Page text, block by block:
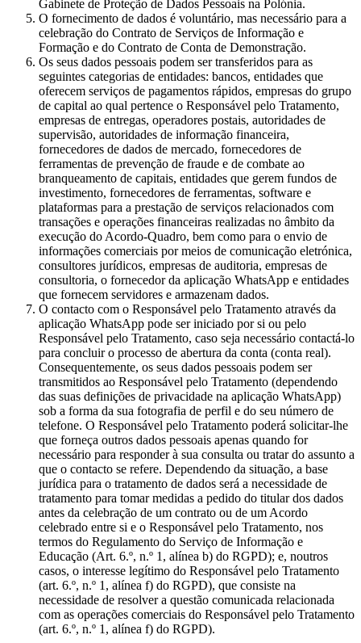
Gabinete de Proteção de Dados Pessoais na Polónia.
O fornecimento de dados é voluntário, mas necessário para a
celebração do Contrato de Serviços de Informação e
Formação e do Contrato de Conta de Demonstração.
Os seus dados pessoais podem ser transferidos para as
seguintes categorias de entidades: bancos, entidades que
oferecem serviços de pagamentos rápidos, empresas do grupo
de capital ao qual pertence o Responsável pelo Tratamento,
empresas de entregas, operadores postais, autoridades de
supervisão, autoridades de informação financeira,
fornecedores de dados de mercado, fornecedores de
ferramentas de prevenção de fraude e de combate ao
branqueamento de capitais, entidades que gerem fundos de
investimento, fornecedores de ferramentas, software e
plataformas para a prestação de serviços relacionados com
transações e operações financeiras realizadas no âmbito da
execução do Acordo-Quadro, bem como para o envio de
informações comerciais por meios de comunicação eletrónica,
consultores jurídicos, empresas de auditoria, empresas de
consultoria, o fornecedor da aplicação WhatsApp e entidades
que fornecem servidores e armazenam dados.
O contacto com o Responsável pelo Tratamento através da
aplicação WhatsApp pode ser iniciado por si ou pelo
Responsável pelo Tratamento, caso seja necessário contactá-lo
para concluir o processo de abertura da conta (conta real).
Consequentemente, os seus dados pessoais podem ser
transmitidos ao Responsável pelo Tratamento (dependendo
das suas definições de privacidade na aplicação WhatsApp)
sob a forma da sua fotografia de perfil e do seu número de
telefone. O Responsável pelo Tratamento poderá solicitar-lhe
que forneça outros dados pessoais apenas quando for
necessário para responder à sua consulta ou tratar do assunto a
que o contacto se refere. Dependendo da situação, a base
jurídica para o tratamento de dados será a necessidade de
tratamento para tomar medidas a pedido do titular dos dados
antes da celebração de um contrato ou de um Acordo
celebrado entre si e o Responsável pelo Tratamento, nos
termos do Regulamento do Serviço de Informação e
Educação (Art. 6.º, n.º 1, alínea b) do RGPD); e, noutros
casos, o interesse legítimo do Responsável pelo Tratamento
(art. 6.º, n.º 1, alínea f) do RGPD), que consiste na
necessidade de resolver a questão comunicada relacionada
com as operações comerciais do Responsável pelo Tratamento
(art. 6.º, n.º 1, alínea f) do RGPD).